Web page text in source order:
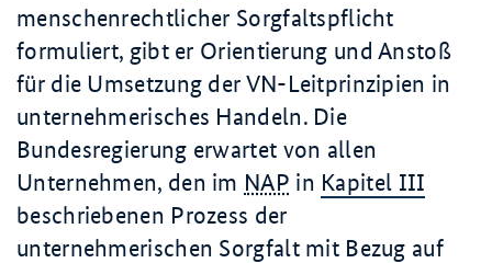
menschenrechtlicher Sorgfaltspflicht
formuliert, gibt er Orientierung und Anstoß
für die Umsetzung der VN-Leitprinzipien in
unternehmerisches Handeln. Die
Bundesregierung erwartet von allen
Unternehmen, den im NAP in Kapitel III
beschriebenen Prozess der
unternehmerischen Sorgfalt mit Bezug auf